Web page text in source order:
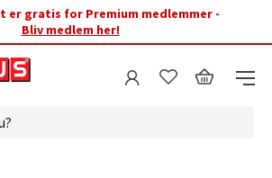
er gratis for Premium medlemmer -
Bliv medlem her!